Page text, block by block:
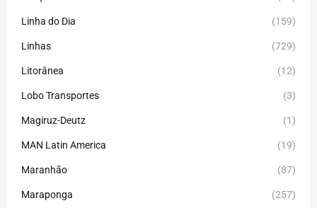
Linha do Dia (159)
Linhas (729)
Litorânea (12)
Lobo Transportes (3)
Magiruz-Deutz (1)
MAN Latin America (19)
Maranhão (87)
Maraponga (257)